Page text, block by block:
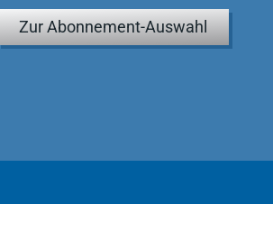
Zur Abonnement-Auswahl